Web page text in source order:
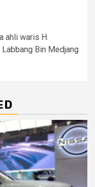
ahli waris H.
Bin Medjang